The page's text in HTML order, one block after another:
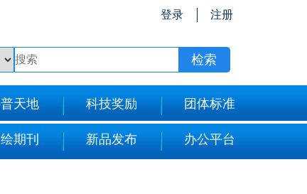
登录 注册
天地 科技奖励 团体标准
期刊 新品发布 办公平台